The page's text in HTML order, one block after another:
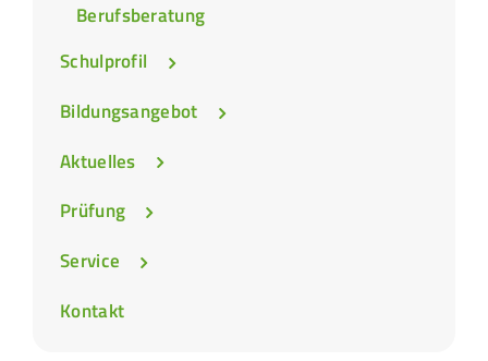
Berufsberatung
Schulprofil
Bildungsangebot
Aktuelles
Prüfung
Service
Kontakt